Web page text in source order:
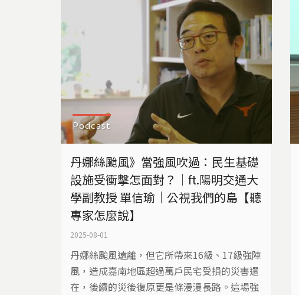
Podcast
丹娜絲颱風》當強風吹過：民生基礎
設施受衝擊怎面對？｜ft.陽明交通大
學副教授 單信瑜｜公視我們的島【聽
專家怎麼說】
2025-08-01
丹娜絲颱風遠離，但它所帶來16級、17級強陣
風，造成嘉南地區超過萬戶民宅受損的災害還
在，後續的災後復原更是條漫漫長路。這場強